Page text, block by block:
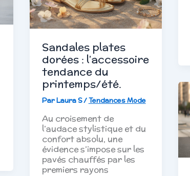
Sandales plates
dorées : l’accessoire
tendance du
printemps/été.
ParLaura S/Tendances Mode
Au croisement de
l’audace stylistique et du
confort absolu, une
évidence s’impose sur les
pavés chauffés par les
premiers rayons